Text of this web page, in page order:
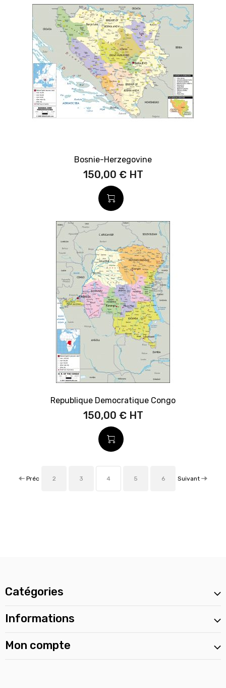
Bosnie-Herzegovine
150,00 €
Republique Democratique Congo
150,00 €
Préc 2 3 4 5 6 Suivant
Catégories
Informations
Mon compte